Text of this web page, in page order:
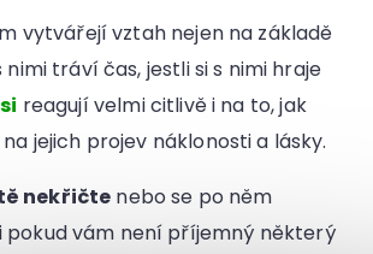
vytvářejí vztah nejen na základě
tráví čas, jestli si s nimi hraje
reagují velmi citlivě i na to, jak
jejich projev náklonosti a lásky.
nekřičte nebo se po něm
pokud vám není příjemný některý